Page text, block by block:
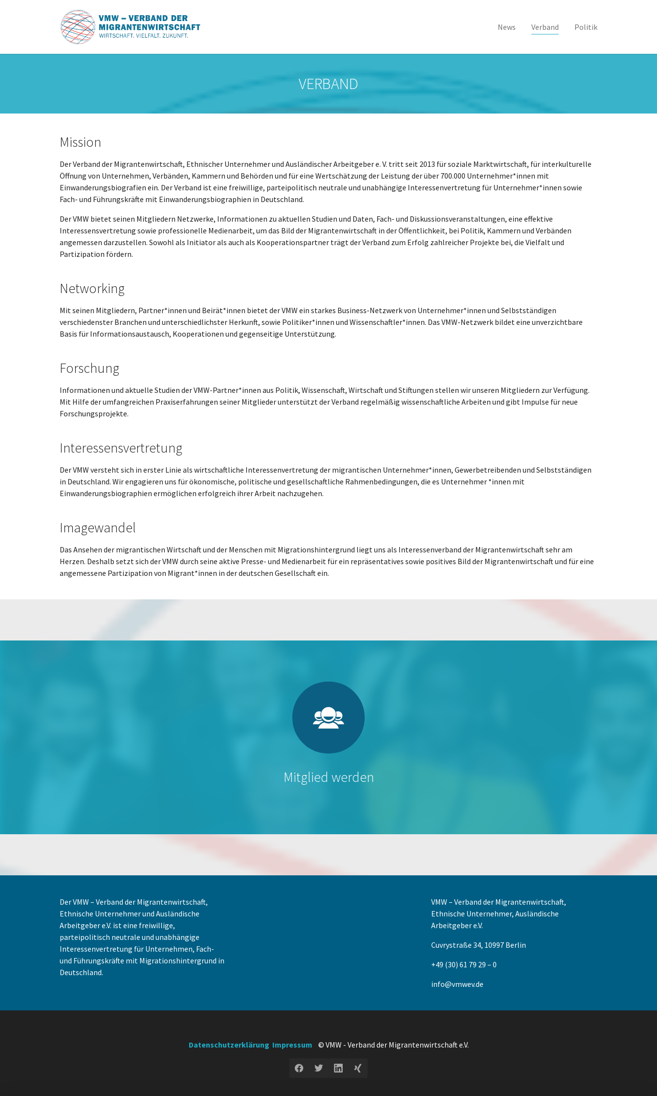
News Verband (current)
Politik
VERBAND
Mission
Der Verband der Migrantenwirtschaft, Ethnischer Unternehmer und Ausländischer Arbeitgeber e. V. tritt seit 2013 für soziale Marktwirtschaft, für interkulturelle
Öffnung von Unternehmen, Verbänden, Kammern und Behörden und für eine Wertschätzung der Leistung der über 700.000 Unternehmer*innen mit
Einwanderungsbiografien ein. Der Verband ist eine freiwillige, parteipolitisch neutrale und unabhängige Interessenvertretung für Unternehmer*innen sowie
Fach- und Führungskräfte mit Einwanderungsbiographien in Deutschland.
Der VMW bietet seinen Mitgliedern Netzwerke, Informationen zu aktuellen Studien und Daten, Fach- und Diskussionsveranstaltungen, eine effektive
Interessensvertretung sowie professionelle Medienarbeit, um das Bild der Migrantenwirtschaft in der Öffentlichkeit, bei Politik, Kammern und Verbänden
angemessen darzustellen. Sowohl als Initiator als auch als Kooperationspartner trägt der Verband zum Erfolg zahlreicher Projekte bei, die Vielfalt und
Partizipation fördern.
Networking
Mit seinen Mitgliedern, Partner*innen und Beirät*innen bietet der VMW ein starkes Business-Netzwerk von Unternehmer*innen und Selbstständigen
verschiedenster Branchen und unterschiedlichster Herkunft, sowie Politiker*innen und Wissenschaftler*innen. Das VMW-Netzwerk bildet eine unverzichtbare
Basis für Informationsaustausch, Kooperationen und gegenseitige Unterstützung.
Forschung
Informationen und aktuelle Studien der VMW-Partner*innen aus Politik, Wissenschaft, Wirtschaft und Stiftungen stellen wir unseren Mitgliedern zur Verfügung.
Mit Hilfe der umfangreichen Praxiserfahrungen seiner Mitglieder unterstützt der Verband regelmäßig wissenschaftliche Arbeiten und gibt Impulse für neue
Forschungsprojekte.
Interessensvertretung
Der VMW versteht sich in erster Linie als wirtschaftliche Interessenvertretung der migrantischen Unternehmer*innen, Gewerbetreibenden und Selbstständigen
in Deutschland. Wir engagieren uns für ökonomische, politische und gesellschaftliche Rahmenbedingungen, die es Unternehmer *innen mit
Einwanderungsbiographien ermöglichen erfolgreich ihrer Arbeit nachzugehen.
Imagewandel
Das Ansehen der migrantischen Wirtschaft und der Menschen mit Migrationshintergrund liegt uns als Interessenverband der Migrantenwirtschaft sehr am
Herzen. Deshalb setzt sich der VMW durch seine aktive Presse- und Medienarbeit für ein repräsentatives sowie positives Bild der Migrantenwirtschaft und für eine
angemessene Partizipation von Migrant*innen in der deutschen Gesellschaft ein.
Mitglied werden
Der VMW – Verband der Migrantenwirtschaft,
Ethnische Unternehmer und Ausländische
Arbeitgeber e.V. ist eine freiwillige,
parteipolitisch neutrale und unabhängige
Interessenvertretung für Unternehmen, Fach-
und Führungskräfte mit Migrationshintergrund in
Deutschland.
VMW – Verband der Migrantenwirtschaft,
Ethnische Unternehmer, Ausländische
Arbeitgeber e.V.
Cuvrystraße 34, 10997 Berlin
+49 (30) 61 79 29 – 0
info@vmwev.de
Datenschutzerklärung Impressum © VMW - Verband der Migrantenwirtschaft e.V.